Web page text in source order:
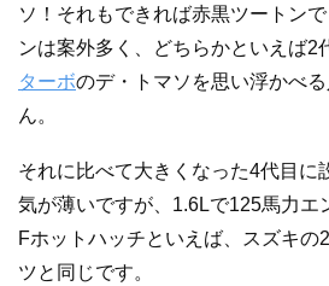
ソ！それもできれば赤黒ツートン
ンは案外多く、どちらかといえば2
ターボのデ・トマソを思い浮かべ
ん。
それに比べて大きくなった4代目に
気が薄いですが、1.6Lで125馬力エ
Fホットハッチといえば、スズキの
ツと同じです。